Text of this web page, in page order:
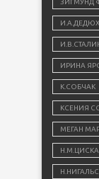
ЗИГМУНД
ИРИНА
К.СОБЧАК
КСЕНИЯ
МЕГАН